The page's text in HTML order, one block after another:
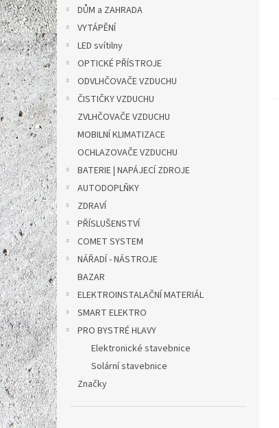
DŮM a ZAHRADA
VYTÁPĚNÍ
LED svítilny
OPTICKÉ PŘÍSTROJE
ODVLHČOVAČE VZDUCHU
ČISTIČKY VZDUCHU
ZVLHČOVAČE VZDUCHU
MOBILNÍ KLIMATIZACE
OCHLAZOVAČE VZDUCHU
BATERIE | NAPÁJECÍ ZDROJE
AUTODOPLŇKY
ZDRAVÍ
PŘÍSLUŠENSTVÍ
COMET SYSTEM
NÁŘADÍ - NÁSTROJE
BAZAR
ELEKTROINSTALAČNÍ MATERIÁL
SMART ELEKTRO
PRO BYSTRÉ HLAVY
Elektronické stavebnice
Solární stavebnice
Značky